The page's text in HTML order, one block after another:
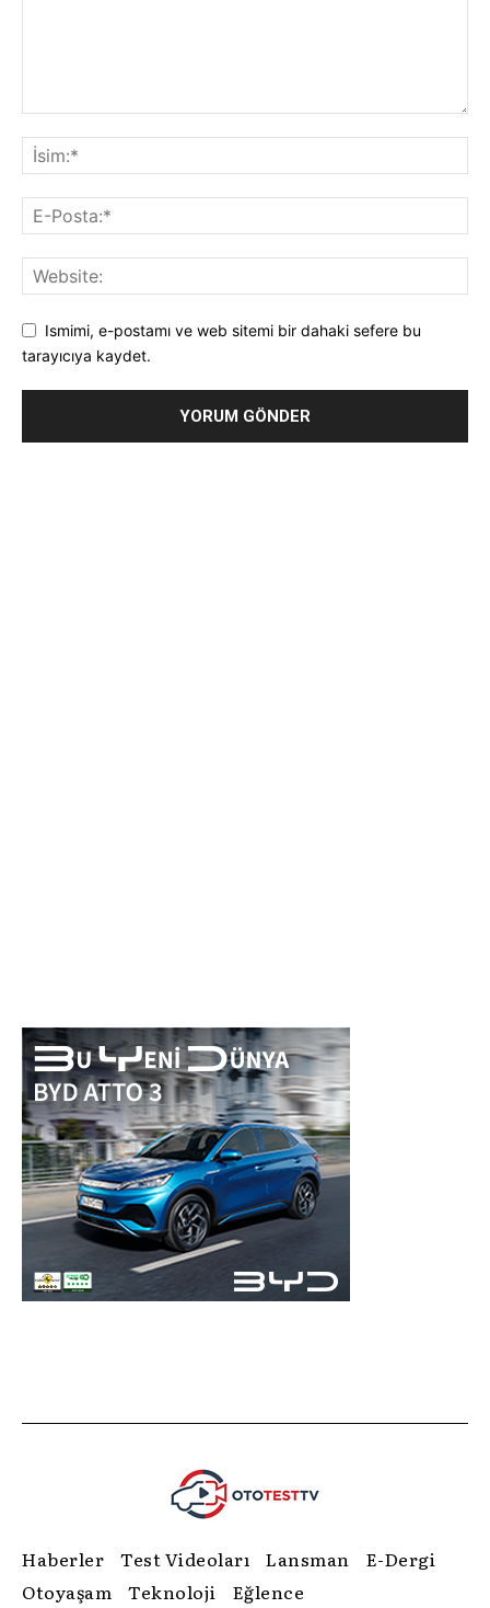
Ismimi, e-postamı ve web sitemi bir dahaki sefere bu
tarayıcıya kaydet.
Haberler Test Videoları Lansman
E-Dergi
Otoyaşam
Teknoloji Eğlence